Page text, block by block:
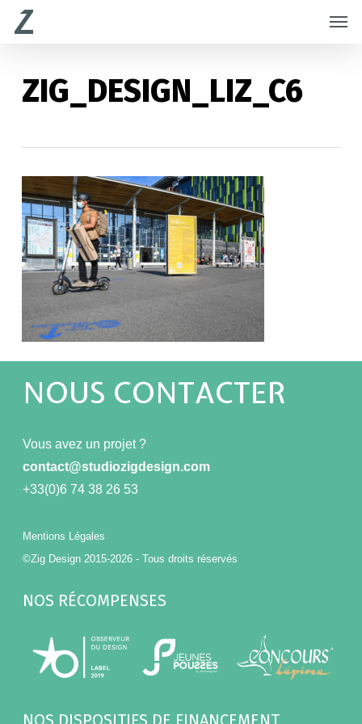
Skip
contentZIG_DESIGN_LIZ_C6
NOUS CONTACTER
Vous avez un projet ?
contact@studiozigdesign.com
+33(0)6 74 38 26 53
Mentions Légales
©Zig Design 2015-2026 - Tous droits réservés
NOS RÉCOMPENSES
NOS DISPOSITIFS DE FINANCEMENT